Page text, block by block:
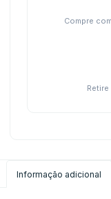
Compre
Informação adicional